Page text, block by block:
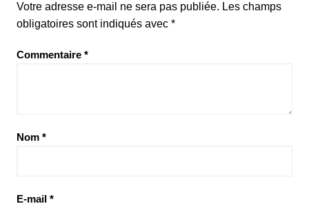
Votre adresse e-mail ne sera pas publiée. Les champs
obligatoires sont indiqués avec *
Commentaire *
Nom *
E-mail *